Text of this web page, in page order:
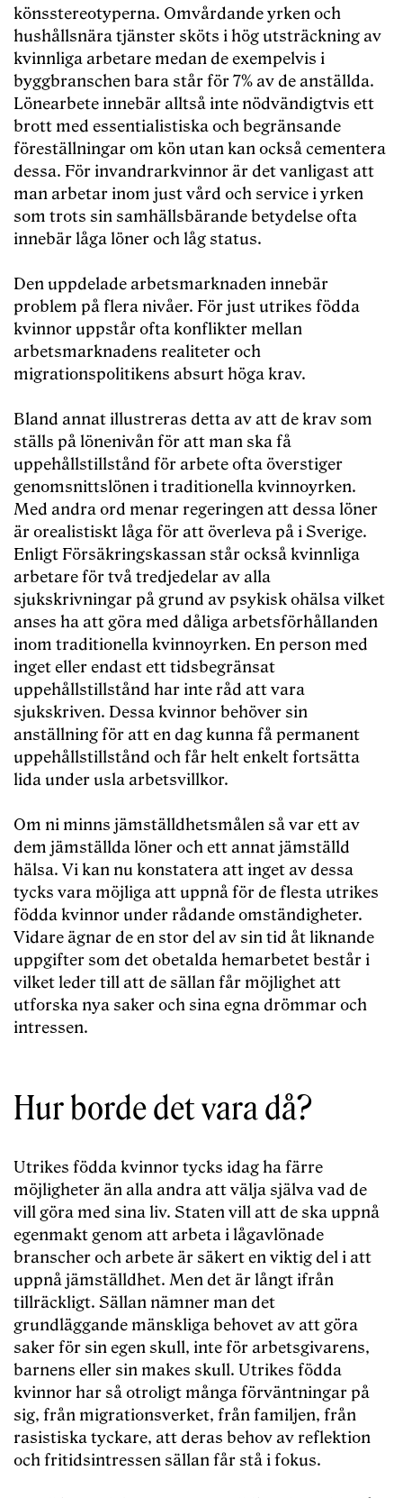
könsstereotyperna. Omvårdande yrken och
hushållsnära tjänster sköts i hög utsträckning av
kvinnliga arbetare medan de exempelvis i
byggbranschen bara står för 7% av de anställda.
Lönearbete innebär alltså inte nödvändigtvis ett
brott med essentialistiska och begränsande
föreställningar om kön utan kan också cementera
dessa. För invandrarkvinnor är det vanligast att
man arbetar inom just vård och service i yrken
som trots sin samhällsbärande betydelse ofta
innebär låga löner och låg status.
Den uppdelade arbetsmarknaden innebär
problem på flera nivåer. För just utrikes födda
kvinnor uppstår ofta konflikter mellan
arbetsmarknadens realiteter och
migrationspolitikens absurt höga krav.
Bland annat illustreras detta av att de krav som
ställs på lönenivån för att man ska få
uppehållstillstånd för arbete ofta överstiger
genomsnittslönen i traditionella kvinnoyrken.
Med andra ord menar regeringen att dessa löner
är orealistiskt låga för att överleva på i Sverige.
Enligt Försäkringskassan står också kvinnliga
arbetare för två tredjedelar av alla
sjukskrivningar på grund av psykisk ohälsa vilket
anses ha att göra med dåliga arbetsförhållanden
inom traditionella kvinnoyrken. En person med
inget eller endast ett tidsbegränsat
uppehållstillstånd har inte råd att vara
sjukskriven. Dessa kvinnor behöver sin
anställning för att en dag kunna få permanent
uppehållstillstånd och får helt enkelt fortsätta
lida under usla arbetsvillkor.
Om ni minns jämställdhetsmålen så var ett av
dem jämställda löner och ett annat jämställd
hälsa. Vi kan nu konstatera att inget av dessa
tycks vara möjliga att uppnå för de flesta utrikes
födda kvinnor under rådande omständigheter.
Vidare ägnar de en stor del av sin tid åt liknande
uppgifter som det obetalda hemarbetet består i
vilket leder till att de sällan får möjlighet att
utforska nya saker och sina egna drömmar och
intressen.
Hur borde det vara då?
Utrikes födda kvinnor tycks idag ha färre
möjligheter än alla andra att välja själva vad de
vill göra med sina liv. Staten vill att de ska uppnå
egenmakt genom att arbeta i lågavlönade
branscher och arbete är säkert en viktig del i att
uppnå jämställdhet. Men det är långt ifrån
tillräckligt. Sällan nämner man det
grundläggande mänskliga behovet av att göra
saker för sin egen skull, inte för arbetsgivarens,
barnens eller sin makes skull. Utrikes födda
kvinnor har så otroligt många förväntningar på
sig, från migrationsverket, från familjen, från
rasistiska tyckare, att deras behov av reflektion
och fritidsintressen sällan får stå i fokus.